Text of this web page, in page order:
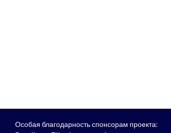
Особая благодарность спонсорам проекта: